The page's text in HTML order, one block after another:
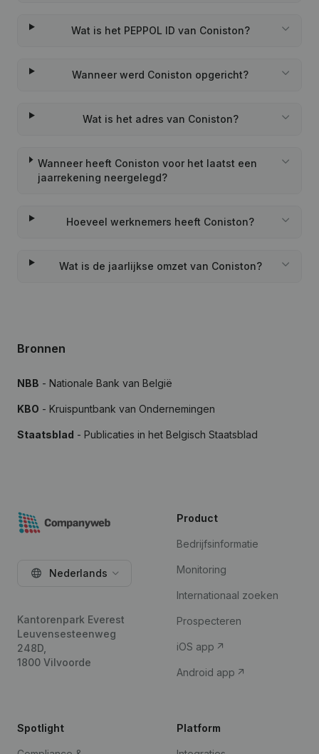
Wat is het PEPPOL ID van Coniston?
Wanneer werd Coniston opgericht?
Wat is het adres van Coniston?
Wanneer heeft Coniston voor het laatst een
jaarrekening neergelegd?
Hoeveel werknemers heeft Coniston?
Wat is de jaarlijkse omzet van Coniston?
Bronnen
NBB - Nationale Bank van België
KBO - Kruispuntbank van Ondernemingen
Staatsblad - Publicaties in het Belgisch Staatsblad
Nederlands
Kantorenpark Everest
Leuvensesteenweg
248D,
1800 Vilvoorde
Product
Bedrijfsinformatie
Monitoring
Internationaal zoeken
Prospecteren
iOS app
Android app
Spotlight Platform